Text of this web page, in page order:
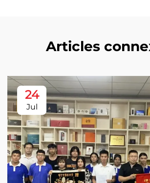
Articles
24
Jul